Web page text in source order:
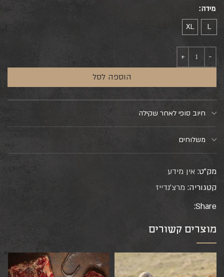
מידה
L
XL
הוספה לסל
חיוב סופי לאחר שקילה
משלוחים
מק"ט: אין מידע
קטגוריה: מרצ'נדייז
Share:
מוצרים קשורים